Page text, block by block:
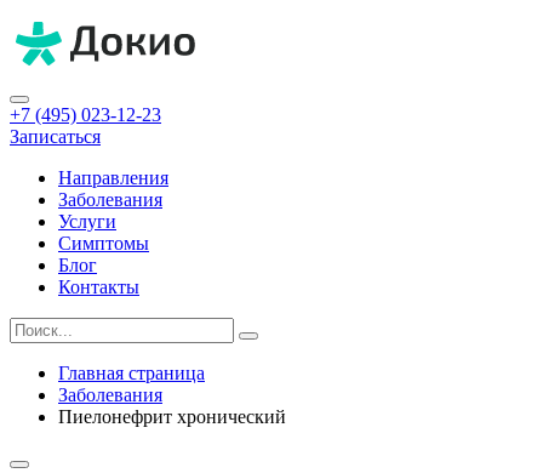
+7 (495) 023-12-23
Записаться
Направления
Заболевания
Услуги
Симптомы
Блог
Контакты
Главная страница
Заболевания
Пиелонефрит хронический